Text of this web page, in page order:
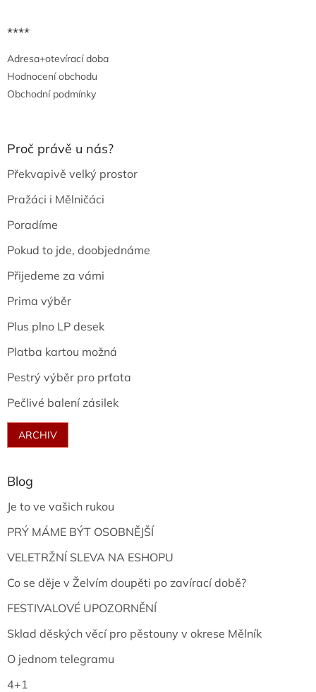
****
Adresa+otevírací doba
Hodnocení obchodu
Obchodní podmínky
Proč právě u nás?
Překvapivě velký prostor
Pražáci i Mělničáci
Poradíme
Pokud to jde, doobjednáme
Přijedeme za vámi
Prima výběr
Plus plno LP desek
Platba kartou možná
Pestrý výběr pro prťata
Pečlivé balení zásilek
ARCHIV
Blog
Je to ve vašich rukou
PRÝ MÁME BÝT OSOBNĚJŠÍ
VELETRŽNÍ SLEVA NA ESHOPU
Co se děje v Želvím doupěti po zavírací době?
FESTIVALOVÉ UPOZORNĚNÍ
Sklad děských věcí pro pěstouny v okrese Mělník
O jednom telegramu
4+1